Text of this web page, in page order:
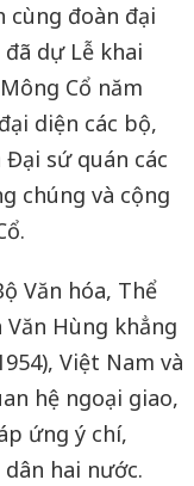
cùng đoàn đại
dự Lễ khai
Cổ năm
diện các bộ,
sứ quán các
chúng và cộng
Văn hóa, Thể
Văn Hùng khẳng
Việt Nam và
hệ ngoại giao,
ứng ý chí,
hai nước.